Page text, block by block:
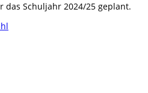
Schuljahr 2024/25 geplant.